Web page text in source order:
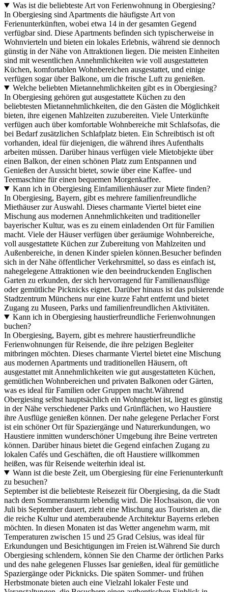
Was ist die beliebteste Art von Ferienwohnung in Obergiesing?
In Obergiesing sind Apartments die häufigste Art von
Ferienunterkünften, wobei etwa 14 in der gesamten Gegend
verfügbar sind. Diese Apartments befinden sich typischerweise in
Wohnvierteln und bieten ein lokales Erlebnis, während sie dennoch
günstig in der Nähe von Attraktionen liegen. Die meisten Einheiten
sind mit wesentlichen Annehmlichkeiten wie voll ausgestatteten
Küchen, komfortablen Wohnbereichen ausgestattet, und einige
verfügen sogar über Balkone, um die frische Luft zu genießen.
Welche beliebten Mietannehmlichkeiten gibt es in Obergiesing?
In Obergiesing gehören gut ausgestattete Küchen zu den
beliebtesten Mietannehmlichkeiten, die den Gästen die Möglichkeit
bieten, ihre eigenen Mahlzeiten zuzubereiten. Viele Unterkünfte
verfügen auch über komfortable Wohnbereiche mit Schlafsofas, die
bei Bedarf zusätzlichen Schlafplatz bieten. Ein Schreibtisch ist oft
vorhanden, ideal für diejenigen, die während ihres Aufenthalts
arbeiten müssen. Darüber hinaus verfügen viele Mietobjekte über
einen Balkon, der einen schönen Platz zum Entspannen und
Genießen der Aussicht bietet, sowie über eine Kaffee- und
Teemaschine für einen bequemen Morgenkaffee.
Kann ich in Obergiesing Einfamilienhäuser zur Miete finden?
In Obergiesing, Bayern, gibt es mehrere familienfreundliche
Miethäuser zur Auswahl. Dieses charmante Viertel bietet eine
Mischung aus modernen Annehmlichkeiten und traditioneller
bayerischer Kultur, was es zu einem einladenden Ort für Familien
macht. Viele der Häuser verfügen über geräumige Wohnbereiche,
voll ausgestattete Küchen zur Zubereitung von Mahlzeiten und
Außenbereiche, in denen Kinder spielen können.Besucher befinden
sich in der Nähe öffentlicher Verkehrsmittel, so dass es einfach ist,
nahegelegene Attraktionen wie den beeindruckenden Englischen
Garten zu erkunden, der sich hervorragend für Familienausflüge
oder gemütliche Picknicks eignet. Darüber hinaus ist das pulsierende
Stadtzentrum Münchens nur eine kurze Fahrt entfernt und bietet
Zugang zu Museen, Parks und familienfreundlichen Aktivitäten.
Kann ich in Obergiesing haustierfreundliche Ferienwohnungen
buchen?
In Obergiesing, Bayern, gibt es mehrere haustierfreundliche
Ferienwohnungen für Reisende, die ihre pelzigen Begleiter
mitbringen möchten. Dieses charmante Viertel bietet eine Mischung
aus modernen Apartments und traditionellen Häusern, oft
ausgestattet mit Annehmlichkeiten wie gut ausgestatteten Küchen,
gemütlichen Wohnbereichen und privaten Balkonen oder Gärten,
was es ideal für Familien oder Gruppen macht.Während
Obergiesing selbst hauptsächlich ein Wohngebiet ist, liegt es günstig
in der Nähe verschiedener Parks und Grünflächen, wo Haustiere
ihre Ausflüge genießen können. Der nahe gelegene Perlacher Forst
ist ein schöner Ort für Spaziergänge und Naturerkundungen, wo
Haustiere inmitten wunderschöner Umgebung ihre Beine vertreten
können. Darüber hinaus bietet die Gegend einfachen Zugang zu
lokalen Cafés und Geschäften, die oft Haustiere willkommen
heißen, was für Reisende weiterhin ideal ist.
Wann ist die beste Zeit, um Obergiesing für eine Ferienunterkunft
zu besuchen?
September ist die beliebteste Reisezeit für Obergiesing, da die Stadt
nach dem Sommeransturm lebendig wird. Die Hochsaison, die von
Juli bis September dauert, zieht eine Mischung aus Touristen an, die
die reiche Kultur und atemberaubende Architektur Bayerns erleben
möchten. In diesen Monaten ist das Wetter angenehm warm, mit
Temperaturen zwischen 15 und 25 Grad Celsius, was ideal für
Erkundungen und Besichtigungen im Freien ist.Während Sie durch
Obergiesing schlendern, können Sie den Charme der örtlichen Parks
und des nahe gelegenen Flusses Isar genießen, ideal für gemütliche
Spaziergänge oder Picknicks. Die späten Sommer- und frühen
Herbstmonate bieten auch eine Vielzahl lokaler Feste und